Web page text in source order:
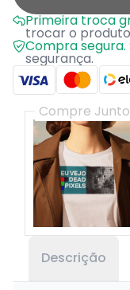
Primeira troca
trocar o
Compra segura.
segurança.
Compre Junto
Descrição